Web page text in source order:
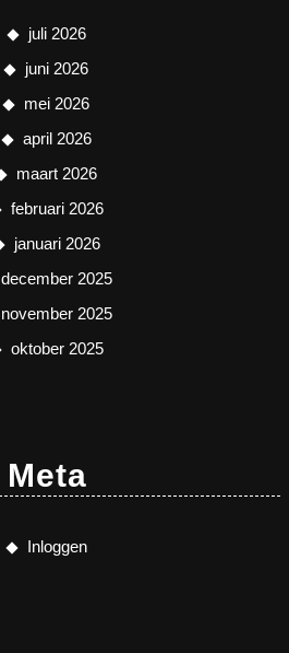
juli 2026
juni 2026
mei 2026
april 2026
maart 2026
februari 2026
januari 2026
december 2025
november 2025
oktober 2025
Meta
Inloggen